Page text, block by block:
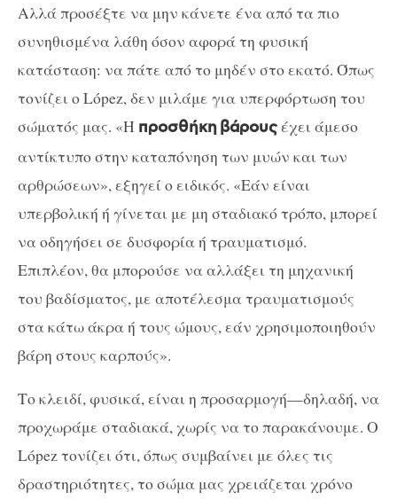
Αλλά προσέξτε να μην κάνετε ένα από τα πιο
συνηθισμένα λάθη όσον αφορά τη φυσική
κατάσταση: να πάτε από το μηδέν στο εκατό. Όπως
τονίζει ο López, δεν μιλάμε για υπερφόρτωση του
σώματός μας. «Η προσθήκη βάρουςέχει άμεσο
αντίκτυπο στην καταπόνηση των μυών και των
αρθρώσεων», εξηγεί ο ειδικός. «Εάν είναι
υπερβολική ή γίνεται με μη σταδιακό τρόπο, μπορεί
να οδηγήσει σε δυσφορία ή τραυματισμό.
Επιπλέον, θα μπορούσε να αλλάξει τη μηχανική
του βαδίσματος, με αποτέλεσμα τραυματισμούς
στα κάτω άκρα ή τους ώμους, εάν χρησιμοποιηθούν
βάρη στους καρπούς».
Το κλειδί, φυσικά, είναι η προσαρμογή—δηλαδή, να
προχωράμε σταδιακά, χωρίς να το παρακάνουμε. Ο
López τονίζει ότι, όπως συμβαίνει με όλες τις
δραστηριότητες, το σώμα μας χρειάζεται χρόνο